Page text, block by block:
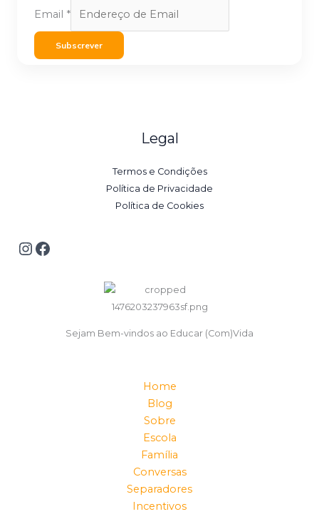
Email *
Subscrever
Legal
Termos e Condições
Política de Privacidade
Política de Cookies
Sejam Bem-vindos ao Educar (Com)Vida
Home
Blog
Sobre
Escola
Família
Conversas
Separadores
Incentivos